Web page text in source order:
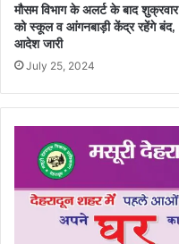
मौसम विभाग के अलर्ट के बाद शुक्रवार
को स्कूल व आंगनबाड़ी केंद्र रहेंगे बंद,
आदेश जारी
July 25, 2024